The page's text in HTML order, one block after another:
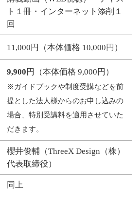
ト１冊・インターネット添削１
回
11,000円（本体価格 10,000円）
9,900 円（本体価格 9,000円）
※ガイドブックや制度受講などを前
提とした法人様からのお申し込みの
場合、特別受講料を適用させていた
だきます。
櫻井俊輔（ThreeX Design（株）
代表取締役）
同上